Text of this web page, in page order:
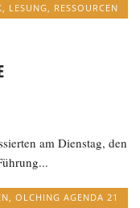
LESUNG RESSOURCEN
am Dienstag, den
, OLCHING AGENDA 21